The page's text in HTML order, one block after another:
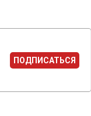
ПОДПИСАТЬСЯ